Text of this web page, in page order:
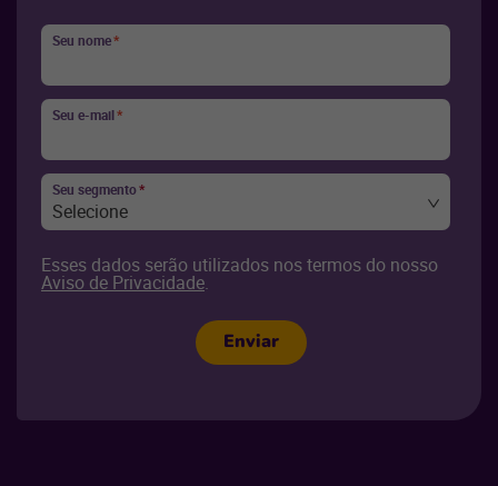
Seu nome*
Seu e-mail*
Seu segmento*
Selecione
Esses dados serão utilizados nos termos do nosso
Aviso de Privacidade.
Enviar